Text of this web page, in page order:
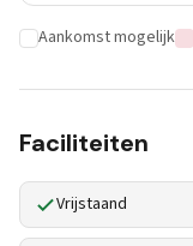
Aankomst mogelijk
Faciliteiten
Vrijstaand